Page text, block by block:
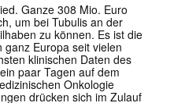
Ganze 308 Mio. Euro
um bei Tubulis an der
zu können. Es ist die
Europa seit vielen
klinischen Daten des
paar Tagen auf dem
Onkologie
drücken sich im Zulauf